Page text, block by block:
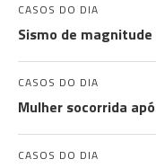
CASOS DO DIA
Sismo de
CASOS DO DIA
Mulher socorrida
CASOS DO DIA